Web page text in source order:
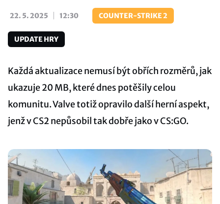
22. 5. 2025 12:30 COUNTER-STRIKE 2
UPDATE HRY
Každá aktualizace nemusí být obřích rozměrů, jak
ukazuje 20 MB, které dnes potěšily celou
komunitu. Valve totiž opravilo další herní aspekt,
jenž v CS2 nepůsobil tak dobře jako v CS:GO.